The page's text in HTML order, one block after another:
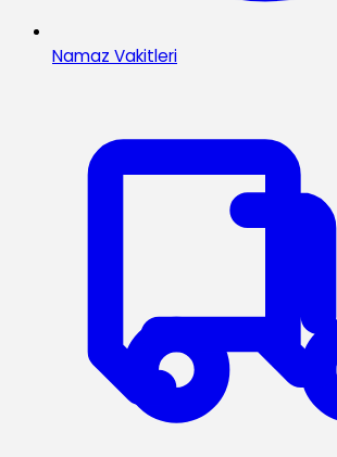
Namaz Vakitleri